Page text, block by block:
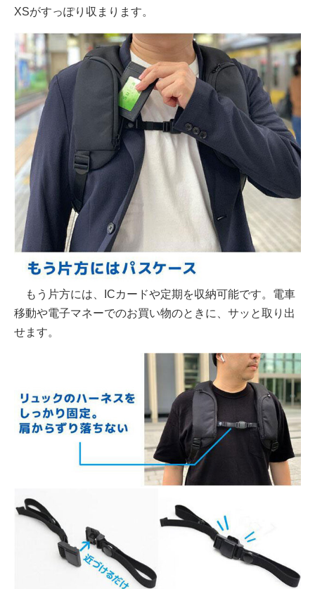
XSがすっぽり収まります。
もう片方には、ICカードや定期を収納可能です。電車
移動や電子マネーでのお買い物のときに、サッと取り出
せます。